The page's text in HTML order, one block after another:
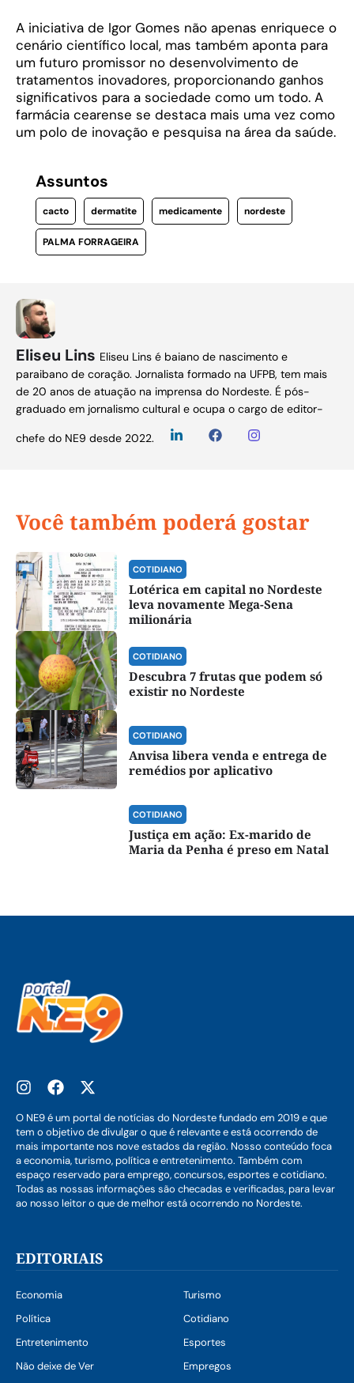
A iniciativa de Igor Gomes não apenas enriquece o
cenário científico local, mas também aponta para
um futuro promissor no desenvolvimento de
tratamentos inovadores, proporcionando ganhos
significativos para a sociedade como um todo. A
farmácia cearense se destaca mais uma vez como
um polo de inovação e pesquisa na área da saúde.
Assuntos
cacto dermatite medicamente nordeste
PALMA FORRAGEIRA
Eliseu Lins Eliseu Lins é baiano de nascimento e
paraibano de coração. Jornalista formado na UFPB, tem mais
de 20 anos de atuação na imprensa do Nordeste. É pós-
graduado em jornalismo cultural e ocupa o cargo de editor-
chefe do NE9 desde 2022.
Você também poderá gostar
COTIDIANO
Lotérica em capital no Nordeste
leva novamente Mega-Sena
milionária
COTIDIANO
Descubra 7 frutas que podem só
existir no Nordeste
COTIDIANO
Anvisa libera venda e entrega de
remédios por aplicativo
COTIDIANO
Justiça em ação: Ex-marido de
Maria da Penha é preso em Natal
O NE9 é um portal de notícias do Nordeste fundado em 2019 e que
tem o objetivo de divulgar o que é relevante e está ocorrendo de
mais importante nos nove estados da região. Nosso conteúdo foca
a economia, turismo, política e entretenimento. Também com
espaço reservado para emprego, concursos, esportes e cotidiano.
Todas as nossas informações são checadas e verificadas, para levar
ao nosso leitor o que de melhor está ocorrendo no Nordeste.
EDITORIAIS
Economia
Turismo
Política
Cotidiano
Entretenimento
Esportes
Não deixe de Ver
Empregos